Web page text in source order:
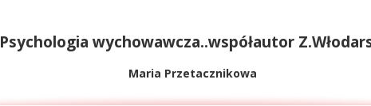
Psychologia wychowawcza..współautor
Maria Przetacznikowa